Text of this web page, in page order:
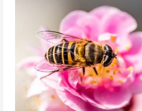
sparissero,
vivremmo
solo
quattro
anni